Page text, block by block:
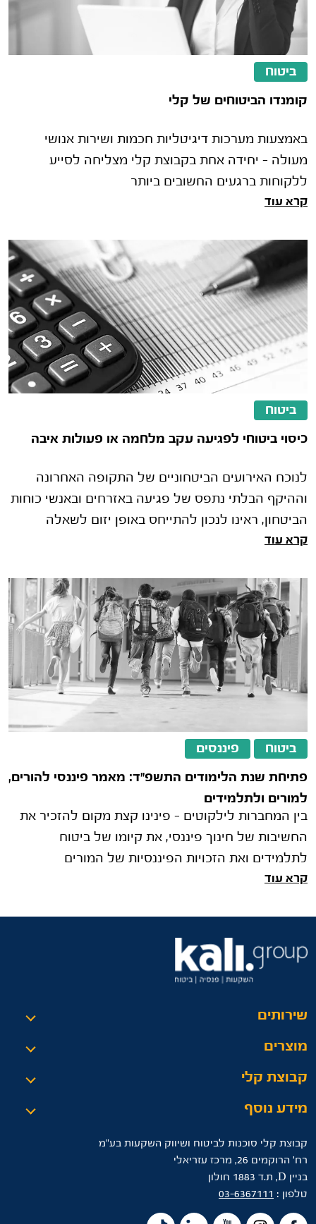
ביטוח
קומנדו הביטוחים של קלי
באמצעות מערכות דיגיטליות חכמות ושירות אנושי
מעולה – יחידה אחת בקבוצת קלי מצליחה לסייע
ללקוחות ברגעים החשובים ביותר
קרא עוד
ביטוח
כיסוי ביטוחי לפגיעה עקב מלחמה או פעולות איבה
לנוכח האירועים הביטחוניים של התקופה האחרונה
וההיקף הבלתי נתפס של פגיעה באזרחים ובאנשי כוחות
הביטחון, ראינו לנכון להתייחס באופן יזום לשאלה
הבאה: האם יש כיסוי ביטוחי לפגיעה הנגרמת כתוצאה
קרא עוד
ביטוח פיננסים
פתיחת שנת הלימודים התשפ"ד: מאמר פיננסי להורים,
למורים ולתלמידים
בין המחברות לילקוטים – פינינו קצת מקום להזכיר את
החשיבות של חינוך פיננסי, את קיומו של ביטוח
לתלמידים ואת הזכויות הפיננסיות של המורים
קרא עוד
שירותים
מוצרים
קבוצת קלי
מידע נוסף
קבוצת קלי סוכנות לביטוח ושיווק השקעות בע"מ
רח’ הרוקמים 26, מרכז עזריאלי
בניין D, ת.ד 1883 חולון
טלפון : 03-6367111